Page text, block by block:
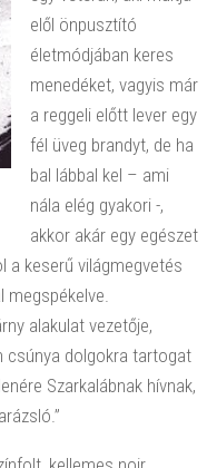
elől önpusztító
életmódjában keres
menedéket, vagyis már
a reggeli előtt lever egy
fél üveg brandyt, de ha
bal lábbal kel – ami
nála elég gyakori -,
akkor akár egy egészet
a keserű világmegvetés
alakulat vezetője,
csúnya dolgokra tartogat
Szarkalábnak hívnak,